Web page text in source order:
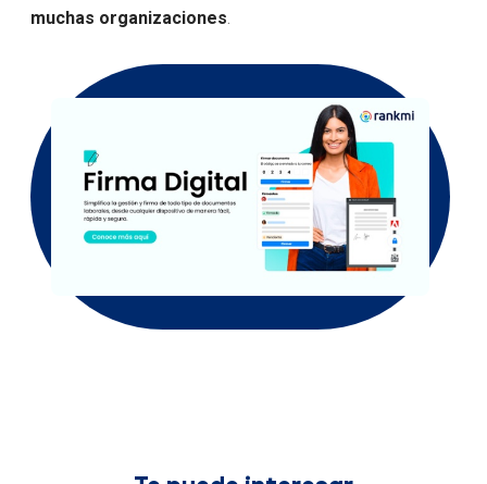
muchas organizaciones